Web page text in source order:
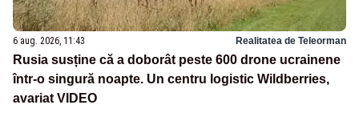
6 aug. 2026, 11:43 Realitatea de Teleorman
Rusia susține că a doborât peste 600 drone ucrainene
într-o singură noapte. Un centru logistic Wildberries,
avariat VIDEO